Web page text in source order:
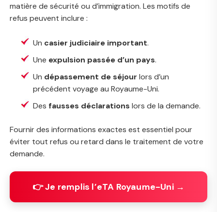
matière de sécurité ou d’immigration. Les motifs de
refus peuvent inclure :
Un casier judiciaire important.
Une expulsion passée d’un pays.
Un dépassement de séjour lors d’un
précédent voyage au Royaume-Uni.
Des fausses déclarations lors de la demande.
Fournir des informations exactes est essentiel pour
éviter tout refus ou retard dans le traitement de votre
demande.
👉 Je remplis l’eTA Royaume-Uni →